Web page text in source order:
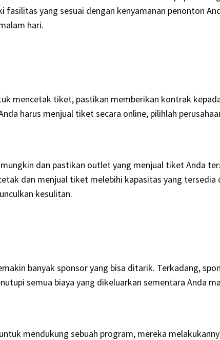
yang sesuai dengan kenyamanan penonton
hari.
mencetak tiket, pastikan memberikan kontrak
harus menjual tiket secara online, pilihlah
dan pastikan outlet yang menjual tiket Anda
dan menjual tiket melebihi kapasitas yang tersedia
kesulitan.
banyak sponsor yang bisa ditarik. Terkadang,
semua biaya yang dikeluarkan sementara Anda
mendukung sebuah program, mereka